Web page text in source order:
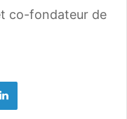
co-fondateur de
Linkedin